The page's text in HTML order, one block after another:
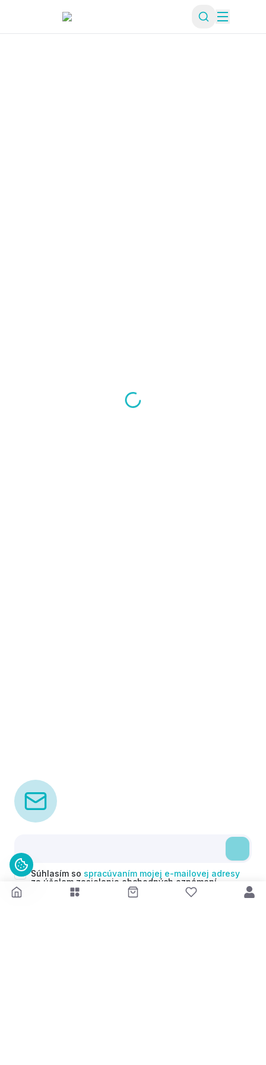
Súhlasím so spracúvaním mojej e-mailovej adresy
za účelom zasielania obchodných oznámení
(newsletterov) v súlade s čl. 6 ods. 1 písm. a)
Nariadenia GDPR. Svoj súhlas môžem kedykoľvek